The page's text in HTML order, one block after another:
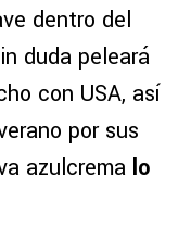
dentro del
duda peleará
con USA, así
por sus
azulcrema lo